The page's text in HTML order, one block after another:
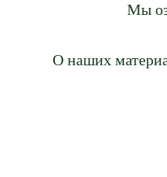
Мы
НовыеКП
Парк
О наших